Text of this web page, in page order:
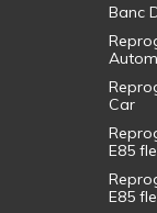
Banc
Car
E85
E85